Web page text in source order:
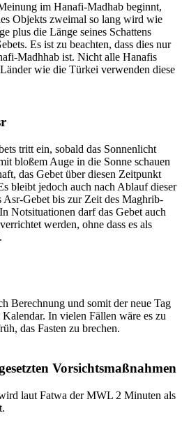
im Hanafi-Madhab beginnt,
Objekts zweimal so lang wird wie
plus die Länge seines Schattens
Es ist zu beachten, dass dies nur
Madhhab ist. Nicht alle Hanafis
wie die Türkei verwenden diese
tritt ein, sobald das Sonnenlicht
bloßem Auge in die Sonne schauen
das Gebet über diesen Zeitpunkt
bleibt jedoch auch nach Ablauf dieser
Asr-Gebet bis zur Zeit des Maghrib-
Notsituationen darf das Gebet auch
werden, ohne dass es als
Berechnung und somit der neue Tag
In vielen Fällen wäre es zu
das Fasten zu brechen.
Vorsichtsmaßnahmen
laut Fatwa der MWL 2 Minuten als